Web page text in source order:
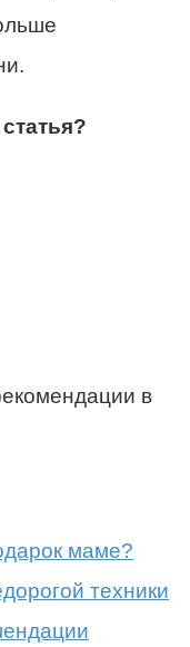
в
маме?
техники